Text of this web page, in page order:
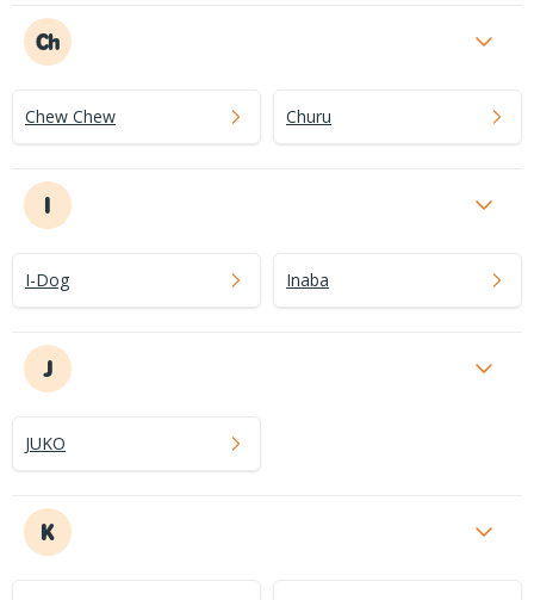
Ch
Chew Chew Churu
I
I-Dog Inaba
J
JUKO
K